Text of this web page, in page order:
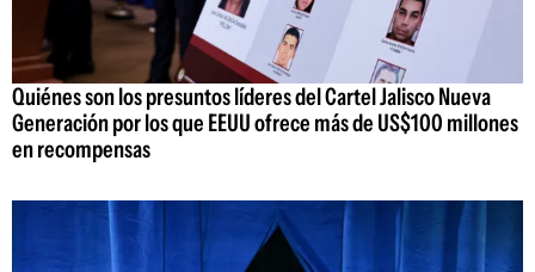
Quiénes son los presuntos líderes del Cartel Jalisco Nueva
Generación por los que EEUU ofrece más de US$100 millones
en recompensas